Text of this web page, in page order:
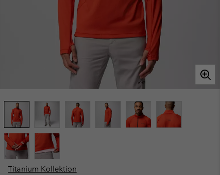
Titanium Kollektion